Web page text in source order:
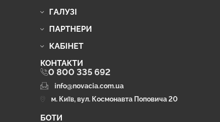
ГАЛУЗІ
ПАРТНЕРИ
КАБІНЕТ
КОНТАКТИ
0 800 335 692
info@novacia.com.ua
м. Київ, вул. Космонавта Поповича 20
БОТИ